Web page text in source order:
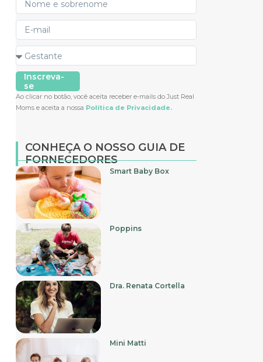
Inscreva-
se
Ao clicar no botão, você aceita receber e-mails do Just Real
Moms e aceita a nossa Política de Privacidade.
CONHEÇA O NOSSO GUIA DE
FORNECEDORES
Smart Baby Box
Poppins
Dra. Renata Cortella
Mini Matti